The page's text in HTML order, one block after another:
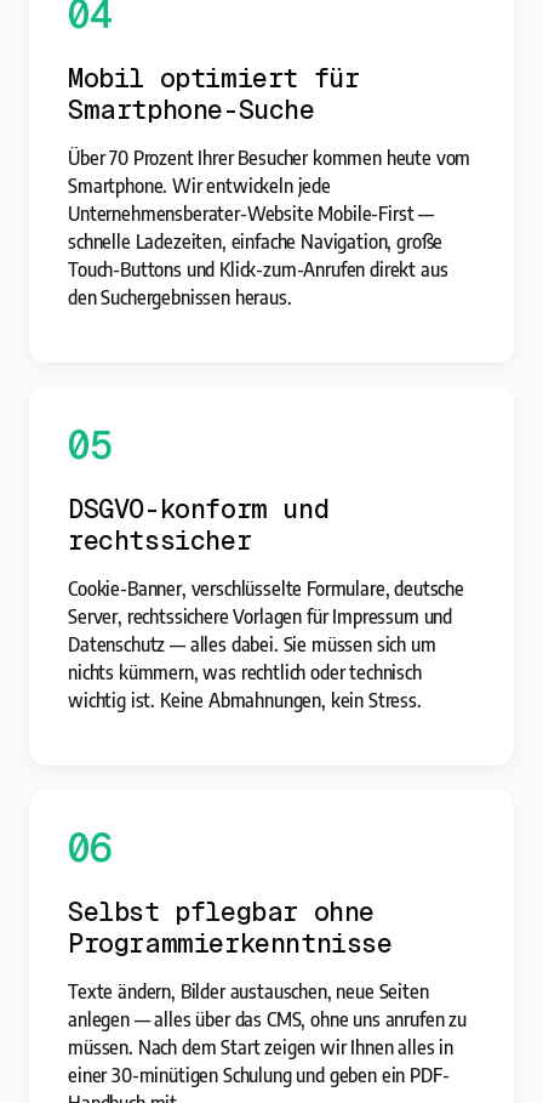
04
Mobil optimiert für
Smartphone-Suche
Über 70 Prozent Ihrer Besucher kommen heute vom
Smartphone. Wir entwickeln jede
Unternehmensberater-Website Mobile-First —
schnelle Ladezeiten, einfache Navigation, große
Touch-Buttons und Klick-zum-Anrufen direkt aus
den Suchergebnissen heraus.
05
DSGVO-konform und
rechtssicher
Cookie-Banner, verschlüsselte Formulare, deutsche
Server, rechtssichere Vorlagen für Impressum und
Datenschutz — alles dabei. Sie müssen sich um
nichts kümmern, was rechtlich oder technisch
wichtig ist. Keine Abmahnungen, kein Stress.
06
Selbst pflegbar ohne
Programmierkenntnisse
Texte ändern, Bilder austauschen, neue Seiten
anlegen — alles über das CMS, ohne uns anrufen zu
müssen. Nach dem Start zeigen wir Ihnen alles in
einer 30-minütigen Schulung und geben ein PDF-